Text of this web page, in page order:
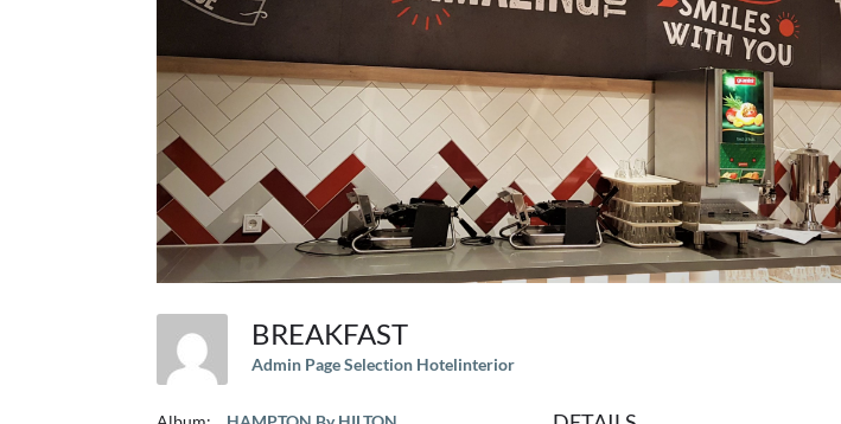
BREAKFAST
Admin Page Selection Hotelinterior